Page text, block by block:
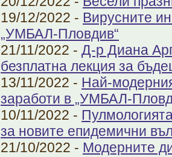
19/12/2022 - Вирусните
„УМБАЛ-Пловдив“
21/11/2022 - Д-р Диана
безплатна лекция за
13/11/2022 - Най-
заработи в „УМБАЛ-
10/11/2022 -
за новите епидемични
21/10/2022 - Модерните